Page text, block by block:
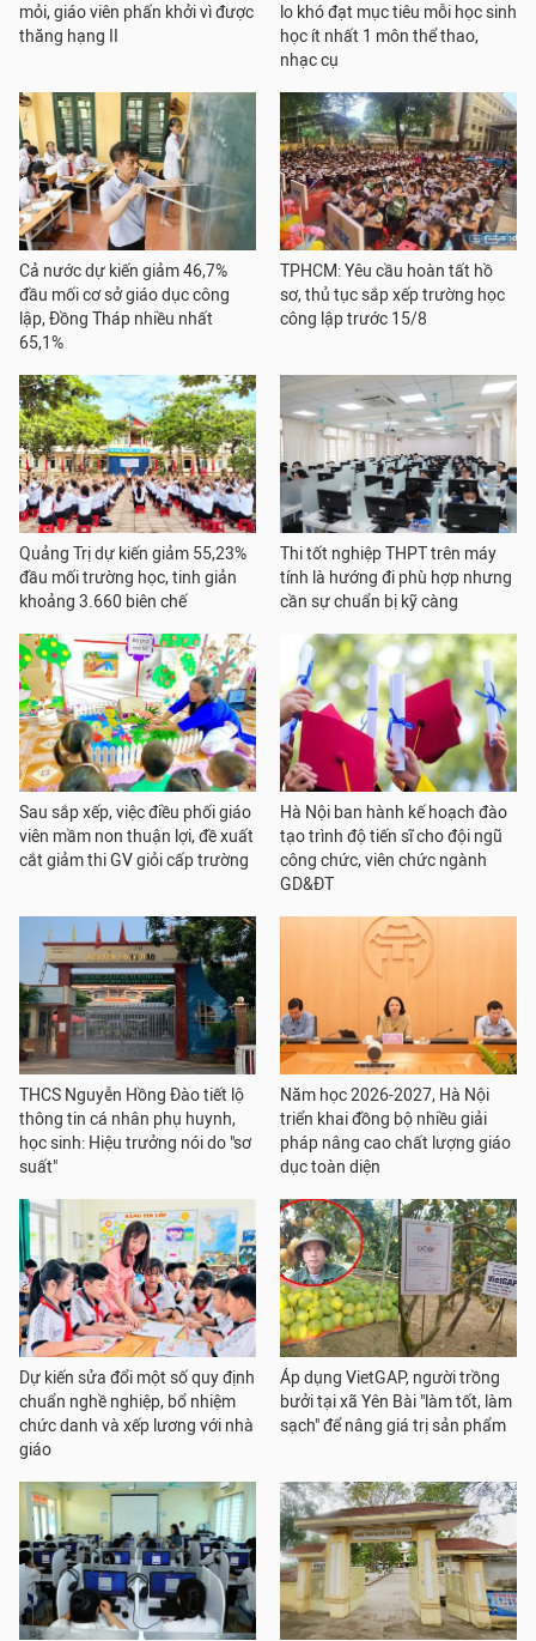
mỏi, giáo viên phấn khởi vì được
thăng hạng II
lo khó đạt mục tiêu mỗi học sinh
học ít nhất 1 môn thể thao,
nhạc cụ
Cả nước dự kiến giảm 46,7%
đầu mối cơ sở giáo dục công
lập, Đồng Tháp nhiều nhất
65,1%
TPHCM: Yêu cầu hoàn tất hồ
sơ, thủ tục sắp xếp trường học
công lập trước 15/8
Quảng Trị dự kiến giảm 55,23%
đầu mối trường học, tinh giản
khoảng 3.660 biên chế
Thi tốt nghiệp THPT trên máy
tính là hướng đi phù hợp nhưng
cần sự chuẩn bị kỹ càng
Sau sắp xếp, việc điều phối giáo
viên mầm non thuận lợi, đề xuất
cắt giảm thi GV giỏi cấp trường
Hà Nội ban hành kế hoạch đào
tạo trình độ tiến sĩ cho đội ngũ
công chức, viên chức ngành
GD&ĐT
THCS Nguyễn Hồng Đào tiết lộ
thông tin cá nhân phụ huynh,
học sinh: Hiệu trưởng nói do "sơ
suất"
Năm học 2026-2027, Hà Nội
triển khai đồng bộ nhiều giải
pháp nâng cao chất lượng giáo
dục toàn diện
Dự kiến sửa đổi một số quy định
chuẩn nghề nghiệp, bổ nhiệm
chức danh và xếp lương với nhà
giáo
Áp dụng VietGAP, người trồng
bưởi tại xã Yên Bài "làm tốt, làm
sạch" để nâng giá trị sản phẩm